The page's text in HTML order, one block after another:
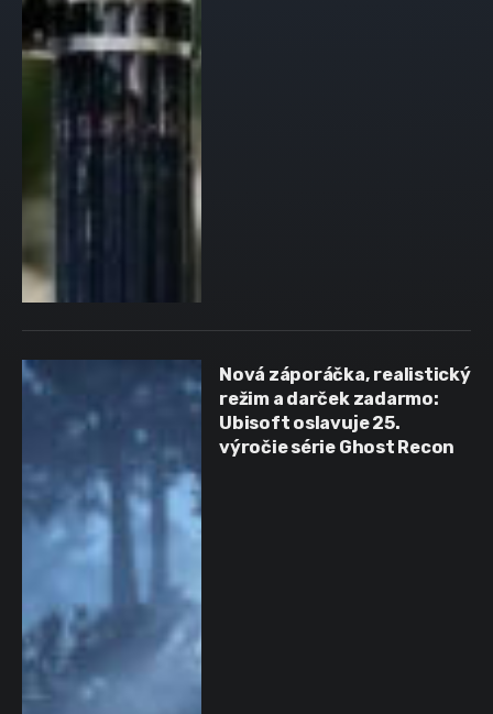
Nová záporáčka, realistický
režim a darček zadarmo:
Ubisoft oslavuje 25.
výročie série Ghost Recon